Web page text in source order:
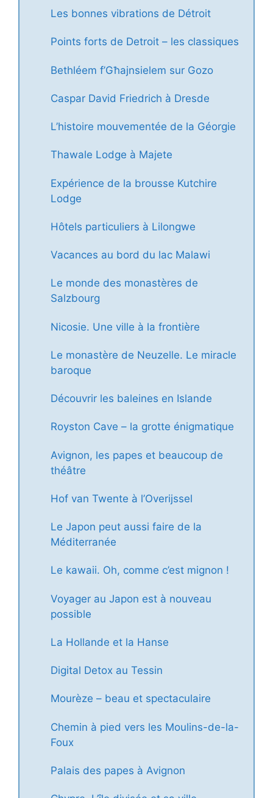
Les bonnes vibrations de Détroit
Points forts de Detroit – les classiques
Bethléem f’Għajnsielem sur Gozo
Caspar David Friedrich à Dresde
L’histoire mouvementée de la Géorgie
Thawale Lodge à Majete
Expérience de la brousse Kutchire
Lodge
Hôtels particuliers à Lilongwe
Vacances au bord du lac Malawi
Le monde des monastères de
Salzbourg
Nicosie. Une ville à la frontière
Le monastère de Neuzelle. Le miracle
baroque
Découvrir les baleines en Islande
Royston Cave – la grotte énigmatique
Avignon, les papes et beaucoup de
théâtre
Hof van Twente à l’Overijssel
Le Japon peut aussi faire de la
Méditerranée
Le kawaii. Oh, comme c’est mignon !
Voyager au Japon est à nouveau
possible
La Hollande et la Hanse
Digital Detox au Tessin
Mourèze – beau et spectaculaire
Chemin à pied vers les Moulins-de-la-
Foux
Palais des papes à Avignon